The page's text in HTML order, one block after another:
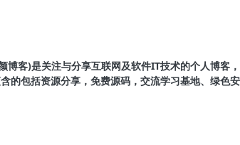
博客)是关注与分享互联网及软件IT技术的个人博客
的包括资源分享，免费源码，交流学习基地、绿色